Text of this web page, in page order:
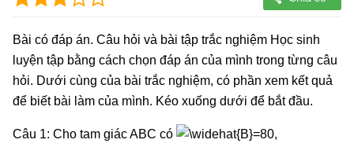
Bài có đáp án. Câu hỏi và bài tập trắc nghiệm Học sinh
luyện tập bằng cách chọn đáp án của mình trong từng câu
hỏi. Dưới cùng của bài trắc nghiệm, có phần xem kết quả
để biết bài làm của mình. Kéo xuống dưới để bắt đầu.
Câu 1: Cho tam giác ABC có